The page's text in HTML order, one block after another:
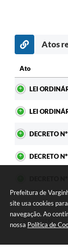
Prefeitura de
site usa cookies
navegação. Ao
nossa Política de
Atos
Ato
LEI
LEI
DECRETO
DECRETO